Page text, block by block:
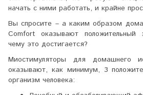
начать с ними работать, и крайне
Вы спросите – а каким образом
Comfort оказывают
чему это достигается?
Миостимуляторы для домашнего
оказывают, как минимум, 3
организм человека: